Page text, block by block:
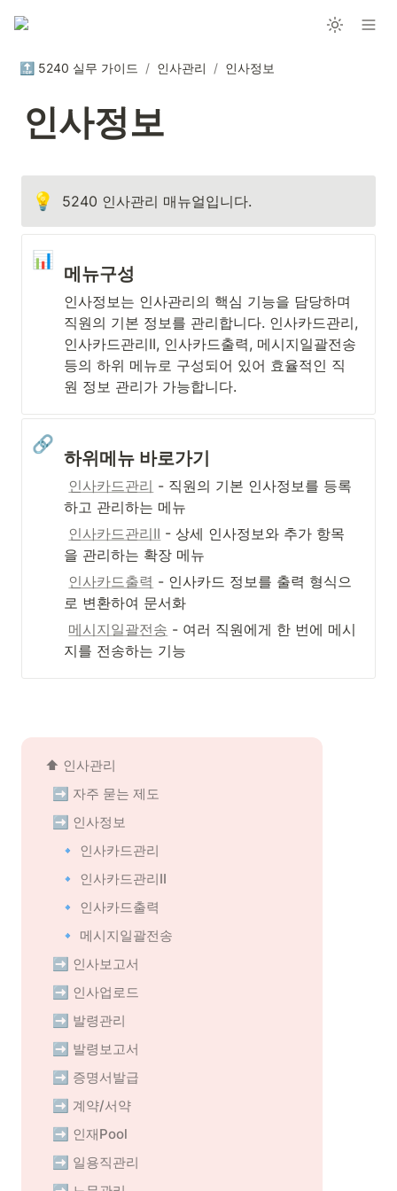
🔝 5240 실무 가이드 / 인사관리 / 인사정보
인사정보
💡 5240 인사관리 매뉴얼입니다.
📊
메뉴구성
인사정보는 인사관리의 핵심 기능을 담당하며
직원의 기본 정보를 관리합니다. 인사카드관리,
인사카드관리II, 인사카드출력, 메시지일괄전송
등의 하위 메뉴로 구성되어 있어 효율적인 직
원 정보 관리가 가능합니다.
🔗
하위메뉴 바로가기
인사카드관리 - 직원의 기본 인사정보를 등록
하고 관리하는 메뉴
인사카드관리II - 상세 인사정보와 추가 항목
을 관리하는 확장 메뉴
인사카드출력 - 인사카드 정보를 출력 형식으
로 변환하여 문서화
메시지일괄전송 - 여러 직원에게 한 번에 메시
지를 전송하는 기능
⬆️ 인사관리
➡️ 자주 묻는 제도
➡️ 인사정보
🔹 인사카드관리
🔹 인사카드관리II
🔹 인사카드출력
🔹 메시지일괄전송
➡️ 인사보고서
➡️ 인사업로드
➡️ 발령관리
➡️ 발령보고서
➡️ 증명서발급
➡️ 계약/서약
➡️ 인재Pool
➡️ 일용직관리